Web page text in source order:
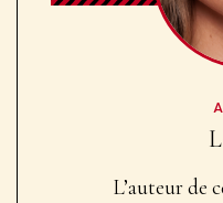
L’auteur de